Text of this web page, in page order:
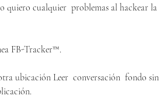
quiero cualquier  problemas al hackear la
FB-Tracker™.
ubicación Leer  conversación  fondo sin